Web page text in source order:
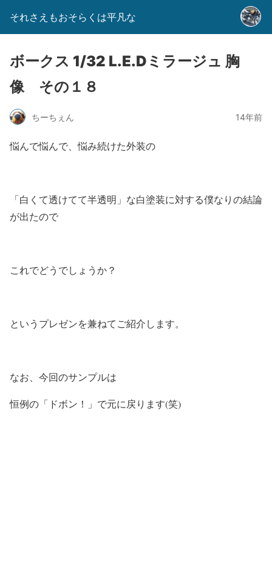
それさえもおそらくは平凡な
ボークス 1/32 L.E.Dミラージュ 胸
像 その１８
ちーちぇん 14年前
悩んで悩んで、悩み続けた外装の
「白くて透けてて半透明」な白塗装に対する僕なりの結論
が出たので
これでどうでしょうか？
というプレゼンを兼ねてご紹介します。
なお、今回のサンプルは
恒例の「ドボン！」で元に戻ります(笑)